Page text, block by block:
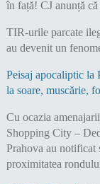
TIR-urile parcate
au devenit un
Peisaj apocaliptic la
la soare, muscărie,
Cu ocazia
Shopping City –
Prahova au notificat
proximitatea